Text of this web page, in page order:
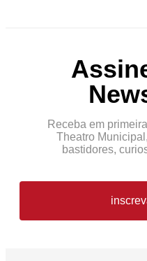
Receba em
Theatro
bastidores,